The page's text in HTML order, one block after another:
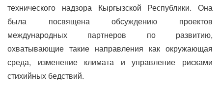
технического надзора Кыргызской Республики. Она
была посвящена обсуждению проектов
международных партнеров по развитию,
охватывающие такие направления как окружающая
среда, изменение климата и управление рисками
стихийных бедствий.